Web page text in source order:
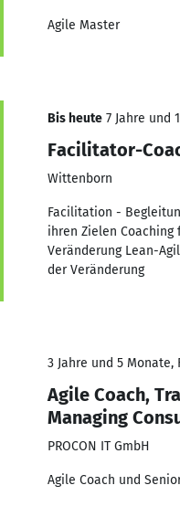
Agile Master
Bis heute 7 Jahre und
Facilitator-
Wittenborn
Facilitation -
ihren Zielen
Veränderung Lean-
der Veränderung
3 Jahre und 5 Monate,
Agile Coach,
Managing
PROCON IT GmbH
Agile Coach und